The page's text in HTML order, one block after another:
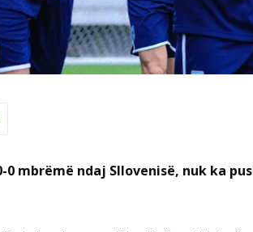
0 mbrëmë ndaj Sllovenisë, nuk ka